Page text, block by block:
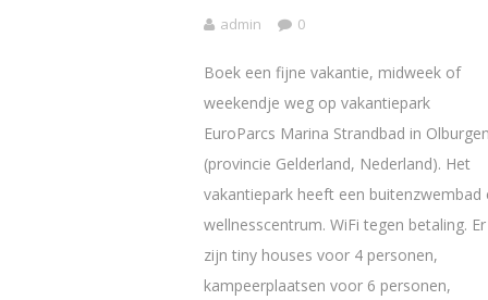
admin 0
Boek een fijne vakantie, midweek of
weekendje weg op vakantiepark
EuroParcs Marina Strandbad in
(provincie Gelderland, Nederland). Het
vakantiepark heeft een buitenzwembad
wellnesscentrum. WiFi tegen betaling. Er
zijn tiny houses voor 4 personen,
kampeerplaatsen voor 6 personen,